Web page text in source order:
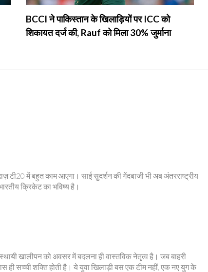
BCCI ने पाकिस्तान के खिलाड़ियों पर ICC को
शिकायत दर्ज की, Rauf को मिला 30% जुर्माना
टी20 में बहुत काम आएगा। साई सुदर्शन की गेंदबाजी भी अब अंतरराष्ट्रीय
क्रिकेट का भविष्य है।
खालीपन को अवसर में बदलना ही वास्तविक नेतृत्व है। जब बाहरी
ही सच्ची शक्ति होती है। ये युवा खिलाड़ी बस एक टीम नहीं, एक नए युग के